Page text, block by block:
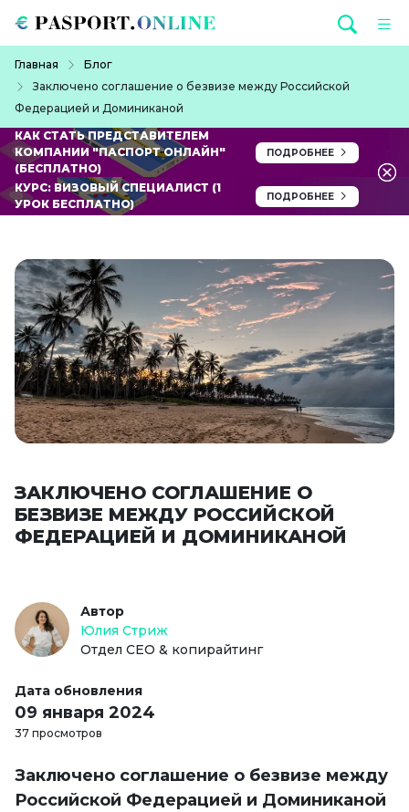
Главная
Блог
Заключено соглашение о безвизе между Российской
Федерацией и Доминиканой
КАК СТАТЬ ПРЕДСТАВИТЕЛЕМ
КОМПАНИИ "ПАСПОРТ ОНЛАЙН"
(БЕСПЛАТНО)
ПОДРОБНЕЕ
КУРС: ВИЗОВЫЙ СПЕЦИАЛИСТ (1
УРОК БЕСПЛАТНО)
ПОДРОБНЕЕ
ЗАКЛЮЧЕНО СОГЛАШЕНИЕ О
БЕЗВИЗЕ МЕЖДУ РОССИЙСКОЙ
ФЕДЕРАЦИЕЙ И ДОМИНИКАНОЙ
Автор
Юлия Стриж
Отдел СЕО & копирайтинг
Дата обновления
09 января 2024
37 просмотров
Заключено соглашение о безвизе между
Российской Федерацией и Доминиканой